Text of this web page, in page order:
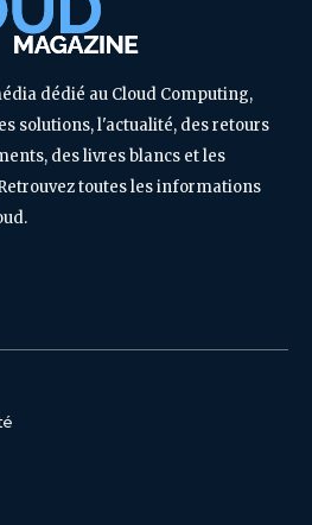
dédié au Cloud Computing,
solutions, l'actualité, des retours
des livres blancs et les
toutes les informations